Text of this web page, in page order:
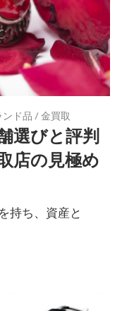
ンド品/金買取
選びと評判
店の見極め
持ち、資産と